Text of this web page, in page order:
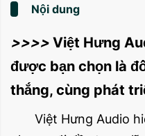
Nội dung
>>>> Việt Hưng
được bạn chọn là
thắng, cùng phát
Việt Hưng Audio